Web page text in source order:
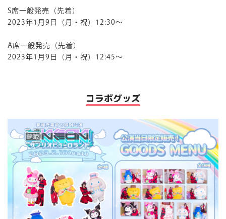
S席一般発売（先着）
2023年1月9日（月・祝）12:30～
A席一般発売（先着）
2023年1月9日（月・祝）12:45～
コラボグッズ